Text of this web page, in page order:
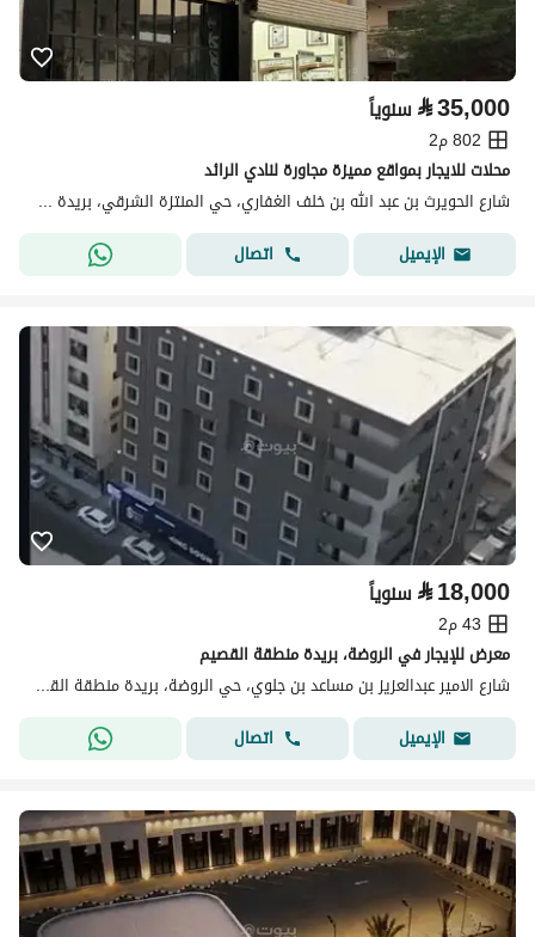
⃁35,000 سنوياً
802 م2
محلات للايجار بمواقع مميزة مجاورة لنادي الرائد
شارع الحويرث بن عبد الله بن خلف الغفاري، حي المنتزة الشرقي، بريدة منطقة القصيم
الإيميل
اتصال
⃁18,000 سنوياً
43 م2
معرض للإيجار في الروضة، بريدة منطقة القصيم
شارع الامير عبدالعزيز بن مساعد بن جلوي، حي الروضة، بريدة منطقة القصيم
الإيميل
اتصال